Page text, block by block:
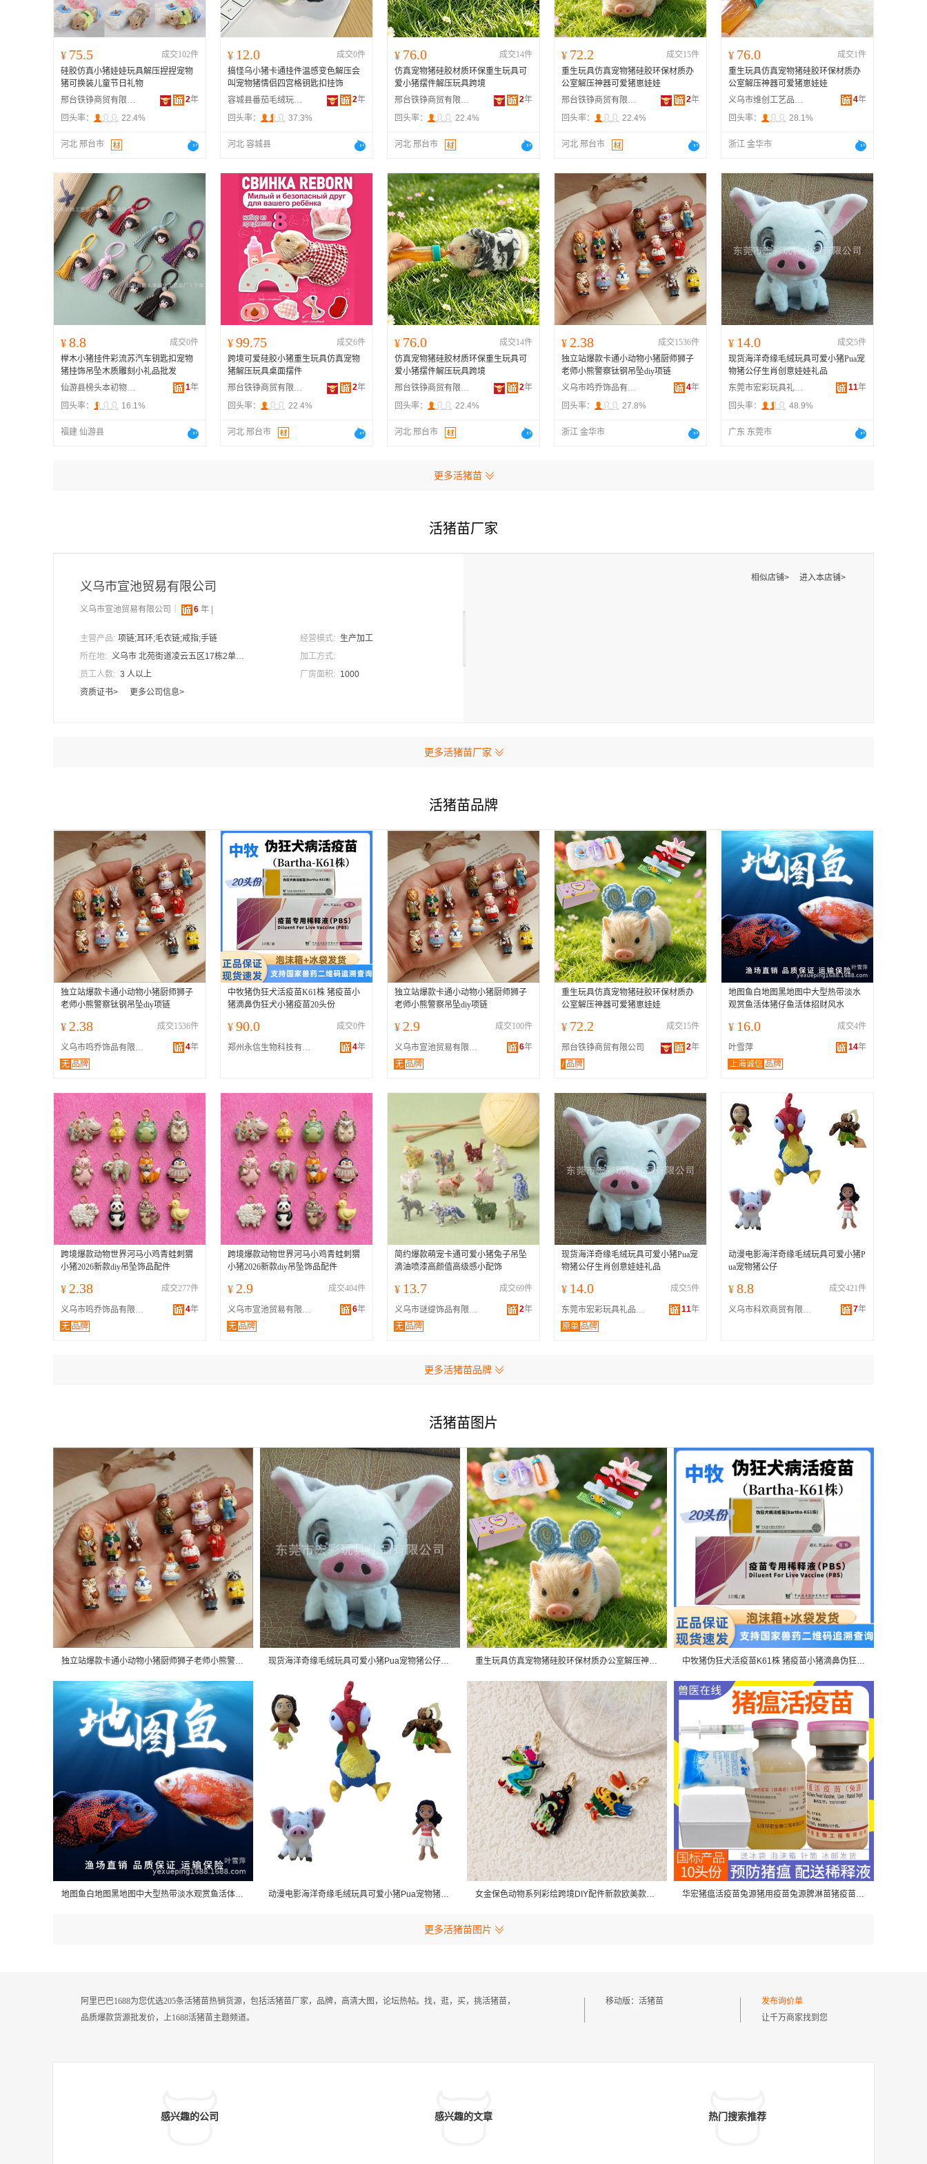
¥ 75.5
成交102件
硅胶仿真小猪娃娃玩具解压捏捏宠物
猪可换装儿童节日礼物
邢台铁铮商贸有限公司
2年
回头率：
22.4%
河北 邢台市
¥ 12.0
成交0件
搞怪乌小猪卡通挂件温感变色解压会
叫宠物猪情侣四宫格钥匙扣挂饰
容城县番茄毛绒玩具店
2年
回头率：
37.3%
河北 容城县
¥ 76.0
成交14件
仿真宠物猪硅胶材质环保重生玩具可
爱小猪摆件解压玩具跨境
邢台铁铮商贸有限公司
2年
回头率：
22.4%
河北 邢台市
¥ 72.2
成交15件
重生玩具仿真宠物猪硅胶环保材质办
公室解压神器可爱猪崽娃娃
邢台铁铮商贸有限公司
2年
回头率：
22.4%
河北 邢台市
¥ 76.0
成交1件
重生玩具仿真宠物猪硅胶环保材质办
公室解压神器可爱猪崽娃娃
义乌市维创工艺品有限公司
4年
回头率：
28.1%
浙江 金华市
¥ 8.8
成交0件
榉木小猪挂件彩流苏汽车钥匙扣宠物
猪挂饰吊坠木质雕刻小礼品批发
仙游县榜头本初物工艺品厂
1年
回头率：
16.1%
福建 仙游县
¥ 99.75
成交6件
跨境可爱硅胶小猪重生玩具仿真宠物
猪解压玩具桌面摆件
邢台铁铮商贸有限公司
2年
回头率：
22.4%
河北 邢台市
¥ 76.0
成交14件
仿真宠物猪硅胶材质环保重生玩具可
爱小猪摆件解压玩具跨境
邢台铁铮商贸有限公司
2年
回头率：
22.4%
河北 邢台市
¥ 2.38
成交1536件
独立站爆款卡通小动物小猪厨师狮子
老师小熊警察钛钢吊坠diy项链
义乌市鸣乔饰品有限公司
4年
回头率：
27.8%
浙江 金华市
¥ 14.0
成交5件
现货海洋奇缘毛绒玩具可爱小猪Pua宠
物猪公仔生肖创意娃娃礼品
东莞市宏彩玩具礼品有限公司
11年
回头率：
48.9%
广东 东莞市
更多活猪苗
活猪苗厂家
义乌市宣池贸易有限公司
义乌市宣池贸易有限公司｜ 6 年 |
主营产品: 项链;耳环;毛衣链;戒指;手链
所在地:
义乌市 北苑街道凌云五区17栋2单元202
员工人数: 3 人以上
资质证书>
更多公司信息>
经营模式:
生产加工
加工方式:
厂房面积:
1000
相似店铺> 进入本店铺>
更多活猪苗厂家
活猪苗品牌
独立站爆款卡通小动物小猪厨师狮子
老师小熊警察钛钢吊坠diy项链
¥ 2.38 成交1536件
义乌市鸣乔饰品有限公司 4年
无 品牌
中牧猪伪狂犬活疫苗K61株 猪疫苗小
猪滴鼻伪狂犬小猪疫苗20头份
¥ 90.0 成交0件
郑州永信生物科技有限公司 4年
独立站爆款卡通小动物小猪厨师狮子
老师小熊警察吊坠diy项链
¥ 2.9 成交100件
义乌市宣池贸易有限公司 6年
无 品牌
重生玩具仿真宠物猪硅胶环保材质办
公室解压神器可爱猪崽娃娃
¥ 72.2 成交15件
邢台铁铮商贸有限公司 2年
/ 品牌
地图鱼白地图黑地图中大型热带淡水
观赏鱼活体猪仔鱼活体招财风水
¥ 16.0 成交4件
叶雪萍 14年
上海诚信 品牌
跨境爆款动物世界河马小鸡青蛙刺猬
小猪2026新款diy吊坠饰品配件
¥ 2.38 成交277件
义乌市鸣乔饰品有限公司 4年
无 品牌
跨境爆款动物世界河马小鸡青蛙刺猬
小猪2026新款diy吊坠饰品配件
¥ 2.9 成交404件
义乌市宣池贸易有限公司 6年
无 品牌
简约爆款萌宠卡通可爱小猪兔子吊坠
滴油喷漆高颜值高级感小配饰
¥ 13.7 成交69件
义乌市谜缇饰品有限公司 2年
无 品牌
现货海洋奇缘毛绒玩具可爱小猪Pua宠
物猪公仔生肖创意娃娃礼品
¥ 14.0 成交5件
东莞市宏彩玩具礼品有限公司 11年
原单 品牌
动漫电影海洋奇缘毛绒玩具可爱小猪P
ua宠物猪公仔
¥ 8.8 成交421件
义乌市科欢商贸有限公司 7年
更多活猪苗品牌
活猪苗图片
独立站爆款卡通小动物小猪厨师狮子老师小熊警察钛钢吊坠diy项链 现货海洋奇缘毛绒玩具可爱小猪Pua宠物猪公仔生肖创意娃娃礼品 重生玩具仿真宠物猪硅胶环保材质办公室解压神器可爱猪崽娃娃 中牧猪伪狂犬活疫苗K61株 猪疫苗小猪滴鼻伪狂犬小猪疫苗20头份
地图鱼白地图黑地图中大型热带淡水观赏鱼活体猪仔鱼活体招财风水 动漫电影海洋奇缘毛绒玩具可爱小猪Pua宠物猪公仔 女金保色动物系列彩绘跨境DIY配件新款欧美款滴油小猪18K鸭子吊坠 华宏猪瘟活疫苗兔源猪用疫苗兔源脾淋苗猪疫苗配稀释液10头份/瓶
更多活猪苗图片
阿里巴巴1688为您优选205条活猪苗热销货源，包括活猪苗厂家，品牌，高清大图，论坛热帖。找，逛，买，挑活猪苗，
品质爆款货源批发价，上1688活猪苗主题频道。
移动版： 活猪苗
发布询价单
让千万商家找到您
感兴趣的公司 感兴趣的文章 热门搜索推荐